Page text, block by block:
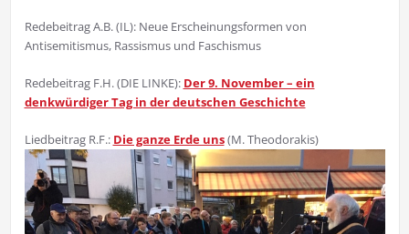
Redebeitrag A.B. (IL): Neue Erscheinungsformen von
Antisemitismus, Rassismus und Faschismus
Redebeitrag F.H. (DIE LINKE): Der 9. November – ein
denkwürdiger Tag in der deutschen Geschichte
Liedbeitrag R.F.: Die ganze Erde uns(M. Theodorakis)